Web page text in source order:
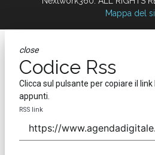
Mappa del
close
Codice Rss
Clicca sul pulsante per copiare il link
appunti.
RSS link